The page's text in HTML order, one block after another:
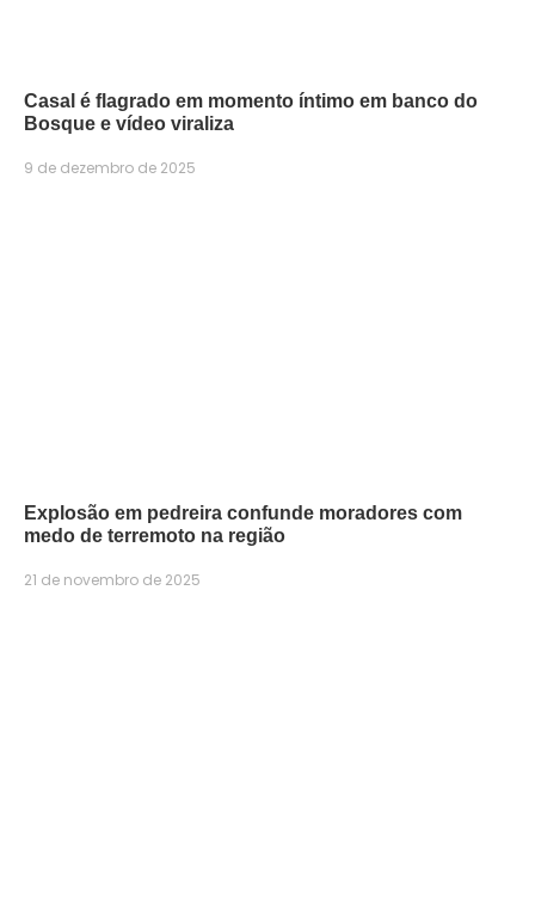
Casal é flagrado em momento íntimo em banco do
Bosque e vídeo viraliza
9 de dezembro de 2025
Explosão em pedreira confunde moradores com
medo de terremoto na região
21 de novembro de 2025